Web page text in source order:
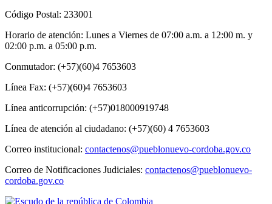
Código Postal: 233001
Horario de atención: Lunes a Viernes de 07:00 a.m. a 12:00 m. y
02:00 p.m. a 05:00 p.m.
Conmutador: (+57)(60)4 7653603
Línea Fax: (+57)(60)4 7653603
Línea anticorrupción: (+57)018000919748
Línea de atención al ciudadano: (+57)(60) 4 7653603
Correo institucional: contactenos@pueblonuevo-cordoba.gov.co
Correo de Notificaciones Judiciales: contactenos@pueblonuevo-
cordoba.gov.co